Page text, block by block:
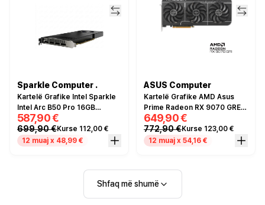
Sparkle Computer .
Kartelë Grafike Intel Sparkle
Intel Arc B50 Pro 16GB
GDDR6 Blower
587,90 €
699,90 €Kurse 112,00 €
12 muaj x 48,99 €
ASUS Computer
Kartelë Grafike AMD Asus
Prime Radeon RX 9070 GRE
OC 12GB GDDR6
649,90 €
772,90 €Kurse 123,00 €
12 muaj x 54,16 €
Shfaq më shumë